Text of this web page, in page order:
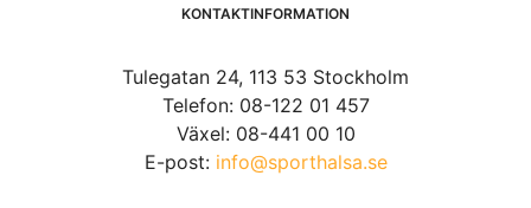
KONTAKTINFORMATION
Tulegatan 24, 113 53 Stockholm
Telefon: 08-122 01 457
Växel: 08-441 00 10
E-post: info@sporthalsa.se